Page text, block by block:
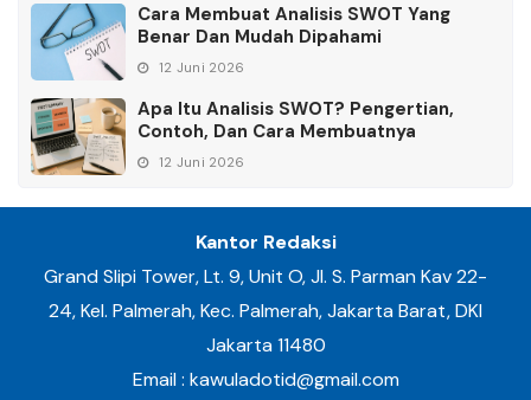
Cara Membuat Analisis SWOT Yang
Benar Dan Mudah Dipahami
12 Juni 2026
Apa Itu Analisis SWOT? Pengertian,
Contoh, Dan Cara Membuatnya
12 Juni 2026
Kantor Redaksi
Grand Slipi Tower, Lt. 9, Unit O, Jl. S. Parman Kav 22-
24, Kel. Palmerah, Kec. Palmerah, Jakarta Barat, DKI
Jakarta 11480
Email : kawuladotid@gmail.com